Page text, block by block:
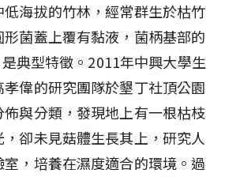
海拔的竹林，經常群生於枯竹
形菌蓋上覆有黏液，菌柄基部的
典型特徵。2011年中興大學生
偉的研究團隊於墾丁社頂公園
與分類，發現地上有一根枯枝
卻未見菇體生長其上，研究人
，培養在濕度適合的環境。過